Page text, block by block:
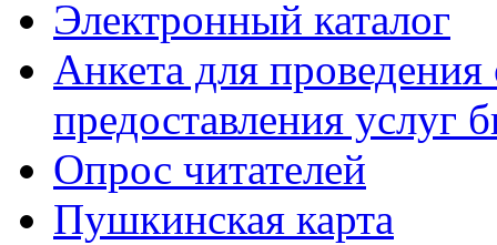
Электронный каталог
Анкета для проведения
предоставления услуг
Опрос читателей
Пушкинская карта